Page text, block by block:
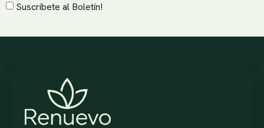
Suscríbete al Boletín!